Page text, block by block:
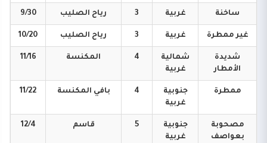
ساخنة غربية 3 رياح الصليب 9/30
غير ممطرة غربية 3 رياح الصليب 10/20
شديدة
الأمطار
شمالية
غربية
4 المكنسة 11/16
ممطرة
جنوبية
غربية
4 بافي المكنسة 11/22
مصحوبة
بعواصف
جنوبية
غربية
5 قاسم 12/4